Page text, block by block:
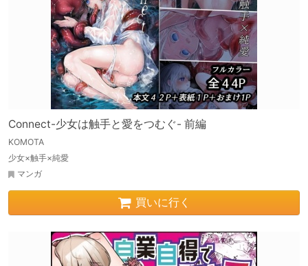
Connect-少女は触手と愛をつむぐ- 前編
KOMOTA
少女×触手×純愛
マンガ
買いに行く